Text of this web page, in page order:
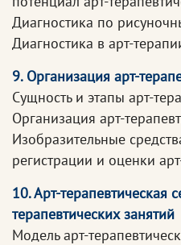
Диагностика по
Диагностика в арт-
9. Организация арт-
Сущность и этапы арт-
Организация арт-
Изобразительные
регистрации и оценки
10. Арт-терапевтическая
терапевтических занятий
Модель арт-